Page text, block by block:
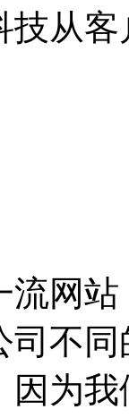
技从
流网站
司不
因为